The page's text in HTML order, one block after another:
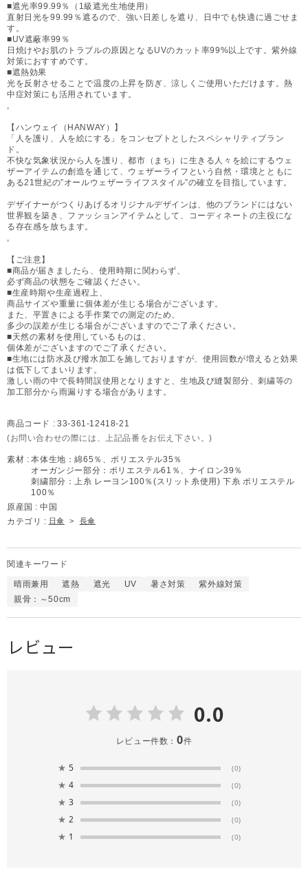
■遮光率99.99％（1級遮光生地使用）
直射日光を99.99％遮るので、強い日差しを遮り、日中でも快適に過ごせま
す。
■UV遮蔽率99％
日焼けやお肌のトラブルの原因となるUVのカット率99%以上です。紫外線
対策におすすめです。
■遮熱効果
光を反射させることで温度の上昇を防ぎ、涼しくご使用いただけます。熱
中症対策にも活用されています。
【ハンウェイ（HANWAY）】
「人を護り、人を絵にする」をコンセプトとしたスペシャリティブラン
ド。
不快な気象状況から人を護り、都市（まち）に生きる人々を絵にするウェ
ザーアイテムの創造を通じて、ウェザーライフという自然・環境とともに
ある21世紀の”オールウェザーライフスタイル”の確立を目指しています。
デザイナーがつくりあげるオリジナルデザインは、他のブランドにはない
世界観を築き、ファッションアイテムとして、コーディネートの主役にな
る存在感を放ちます。
【ご注意】
■商品が届きましたら、使用時期に関わらず、
必ず商品の状態をご確認ください。
■生産時期や生産過程上、
商品サイズや重量に個体差が生じる場合がございます。
また、平置きによる手作業での測定のため、
多少の誤差が生じる場合がございますのでご了承ください。
■天然の素材を使用しているものは、
個体差がございますのでご了承ください。
■生地には防水及び撥水加工を施しておりますが、使用回数が増えると効果
は低下してまいります。
激しい雨の中で長時間誤使用となりますと、生地及び縫製部分、刺繍等の
加工部分から雨漏りする場合があります。
商品コード : 33-361-12418-21
(お問い合わせの際には、上記品番をお伝え下さい。)
素材 : 本体生地：綿65％、ポリエステル35％
オーガンジー部分：ポリエステル61％、ナイロン39％
刺繍部分：上糸 レーヨン100％(スリット糸使用) 下糸 ポリエステル
100％
原産国 : 中国
カテゴリ : 日傘 > 長傘
関連キーワード
晴雨兼用 遮熱 遮光 UV 暑さ対策
紫外線対策
親骨：～50cm
レビュー
0.0
レビュー件数： 0件
★ 5 (0)
★ 4 (0)
★ 3 (0)
★ 2 (0)
★ 1 (0)